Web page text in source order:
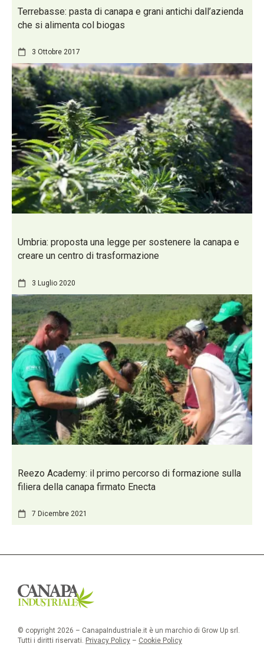
Terrebasse: pasta di canapa e grani antichi dall’azienda
che si alimenta col biogas
3 Ottobre 2017
Umbria: proposta una legge per sostenere la canapa e
creare un centro di trasformazione
3 Luglio 2020
Reezo Academy: il primo percorso di formazione sulla
filiera della canapa firmato Enecta
7 Dicembre 2021
© copyright 2026 – CanapaIndustriale.it è un marchio di Grow Up srl.
Tutti i diritti riservati. Privacy Policy – Cookie Policy